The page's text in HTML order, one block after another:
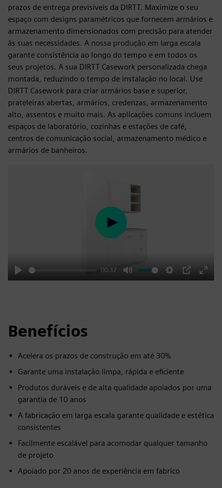
prazos de entrega previsíveis da DIRTT. Maximize o seu
espaço com designs paramétricos que fornecem armários e
armazenamento dimensionados com precisão para atender
às suas necessidades. A nossa produção em larga escala
garante consistência ao longo do tempo e em todos os
seus projetos. A sua DIRTT Casework personalizada chega
montada, reduzindo o tempo de instalação no local. Use
DIRTT Casework para criar armários base e superior,
prateleiras abertas, armários, credenzas, armazenamento
alto, assentos e muito mais. As aplicações comuns incluem
espaços de laboratório, cozinhas e estações de café,
centros de comunicação social, armazenamento médico e
armários de banheiros.
Play
00:37
Mute Settings
PIP
Enter
Play
Benefícios
Acelera os prazos de construção em até 30%
Garante uma instalação limpa, rápida e eficiente
Produtos duráveis e de alta qualidade apoiados por uma
garantia de 10 anos
A fabricação em larga escala garante qualidade e estética
consistentes
Facilmente escalável para acomodar qualquer tamanho
de projeto
Apoiado por 20 anos de experiência em fabrico